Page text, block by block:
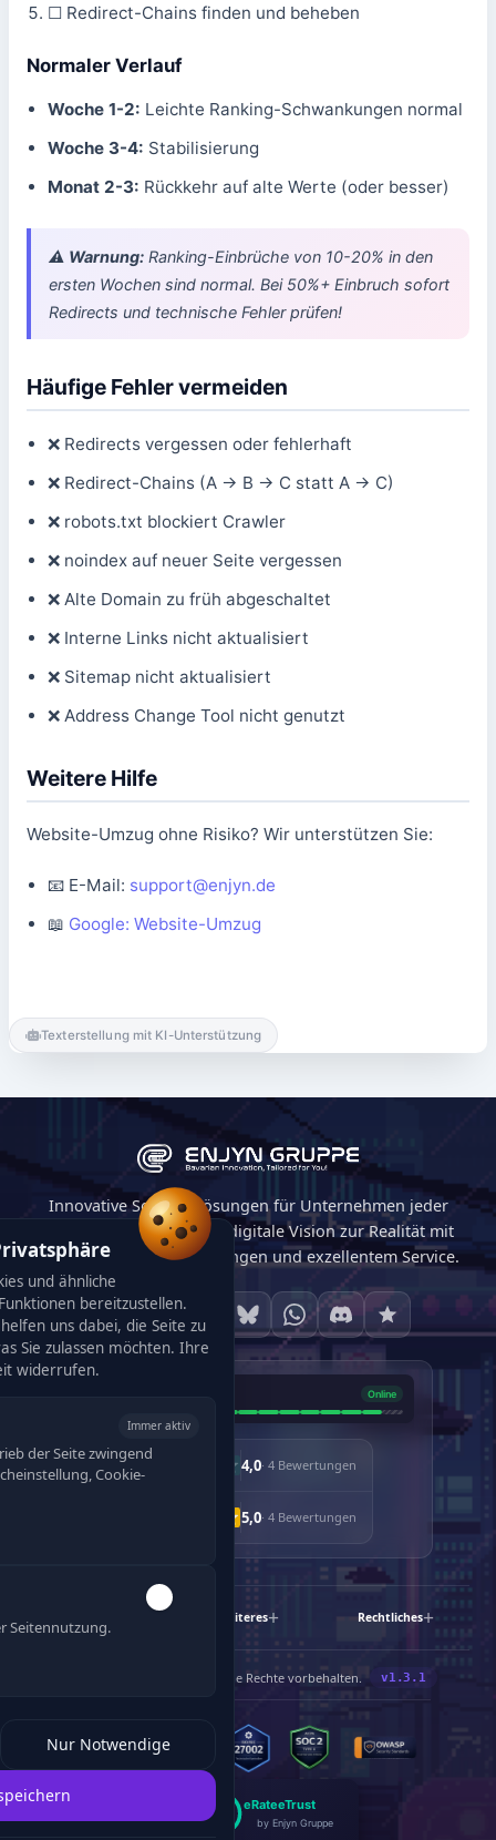
☐ Redirect-Chains finden und beheben
Normaler Verlauf
Woche 1-2: Leichte Ranking-Schwankungen normal
Woche 3-4: Stabilisierung
Monat 2-3: Rückkehr auf alte Werte (oder besser)
⚠️ Warnung: Ranking-Einbrüche von 10-20% in den
ersten Wochen sind normal. Bei 50%+ Einbruch sofort
Redirects und technische Fehler prüfen!
Häufige Fehler vermeiden
❌ Redirects vergessen oder fehlerhaft
❌ Redirect-Chains (A → B → C statt A → C)
❌ robots.txt blockiert Crawler
❌ noindex auf neuer Seite vergessen
❌ Alte Domain zu früh abgeschaltet
❌ Interne Links nicht aktualisiert
❌ Sitemap nicht aktualisiert
❌ Address Change Tool nicht genutzt
Weitere Hilfe
Website-Umzug ohne Risiko? Wir unterstützen Sie:
📧 E-Mail: support@enjyn.de
📖 Google: Website-Umzug
Texterstellung mit KI-Unterstützung
Innovative Softwarelösungen für Unternehmen jeder
Größe. Wir machen Ihre digitale Vision zur Realität mit
maßgeschneiderten Lösungen und exzellentem Service.
4,0· 4 Bewertungen
5,0· 4 Bewertungen
Weiteres Rechtliches
Gruppe. Alle Rechte vorbehalten.
eRateeTrust
by Enjyn Gruppe
120
und ähnliche
bereitzustellen.
uns dabei, die Seite zu
Sie zulassen möchten. Ihre
widerrufen.
Immer aktiv
der Seite zwingend
Cookie-
Seitennutzung.
Nur Notwendige